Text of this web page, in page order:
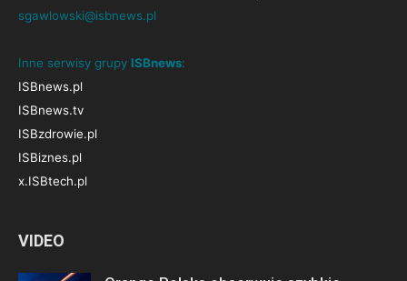
sgawlowski@isbnews.pl
Inne serwisy grupy ISBnews:
ISBnews.pl
ISBnews.tv
ISBzdrowie.pl
ISBiznes.pl
x.ISBtech.pl
VIDEO